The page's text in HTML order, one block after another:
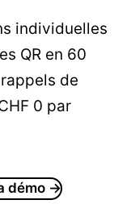
individuelles
QR en 60
de
0 par
démo →